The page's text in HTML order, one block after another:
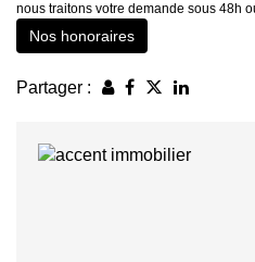
nous traitons votre demande sous 48h
Nos honoraires
Partager :